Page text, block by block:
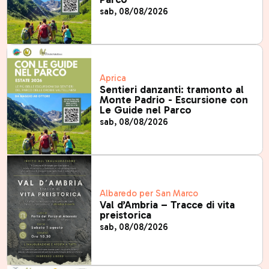
sab, 08/08/2026
Aprica
Sentieri danzanti: tramonto al
Monte Padrio - Escursione con
Le Guide nel Parco
sab, 08/08/2026
Albaredo per San Marco
Val d’Ambria – Tracce di vita
preistorica
sab, 08/08/2026